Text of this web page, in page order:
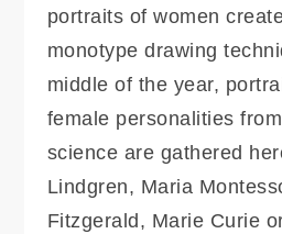
portraits of women
monotype drawing
middle of the year,
female personalities
science are gathered
Lindgren, Maria
Fitzgerald, Marie Curie